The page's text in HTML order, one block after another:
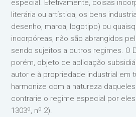
especial. Efetivamente, coisas
literária ou artística, os bens
desenho, marca, logotipo) ou
incorpóreas, não são abrangidos
sendo sujeitos a outros regimes. O
porém, objeto de aplicação
autor e à propriedade industrial em
harmonize com a natureza
contrarie o regime especial por
1303º, nº 2).